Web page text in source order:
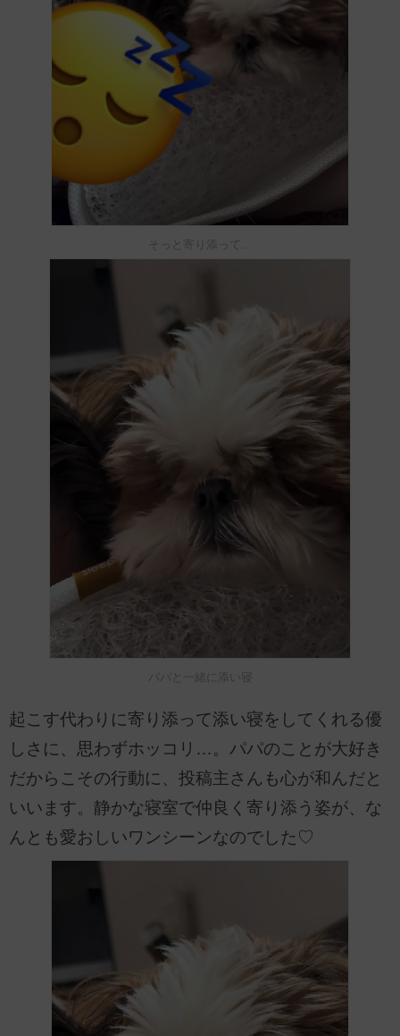
そっと寄り添って…
パパと一緒に添い寝
起こす代わりに寄り添って添い寝をしてくれる優
しさに、思わずホッコリ…。パパのことが大好き
だからこその行動に、投稿主さんも心が和んだと
いいます。静かな寝室で仲良く寄り添う姿が、な
んとも愛おしいワンシーンなのでした♡